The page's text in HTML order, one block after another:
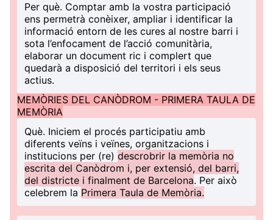
Per què. Comptar amb la vostra participació
ens permetrà conèixer, ampliar i identificar la
informació entorn de les cures al nostre barri i
sota l’enfocament de l’acció comunitària,
elaborar un document ric i complert que
quedarà a disposició del territori i els seus
actius.
MEMÒRIES DEL CANÒDROM - PRIMERA TAULA DE
MEMÒRIA
Què. Iniciem el procés participatiu amb
diferents veïns i veïnes, organitzacions i
institucions per (re) descrobrir la memòria no
escrita del Canòdrom i, per extensió, del barri,
del districte i finalment de Barcelona. Per això
celebrem la Primera Taula de Memòria.